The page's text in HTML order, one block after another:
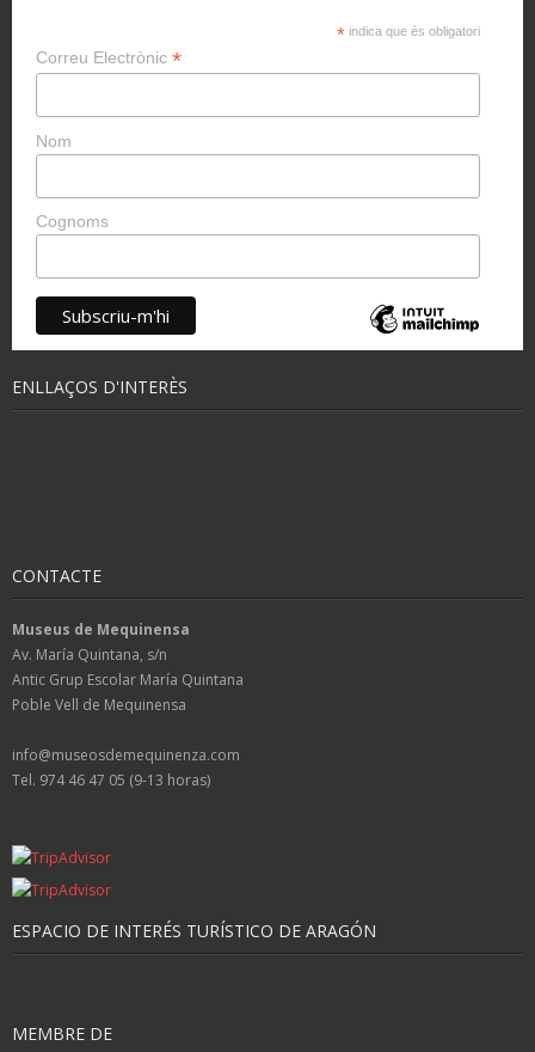
* indica que és obligatori
Correu Electrònic *
Nom
Cognoms
ENLLAÇOS D'INTERÈS
CONTACTE
Museus de Mequinensa
Av. María Quintana, s/n
Antic Grup Escolar María Quintana
Poble Vell de Mequinensa
info@museosdemequinenza.com
Tel. 974 46 47 05 (9-13 horas)
ESPACIO DE INTERÉS TURÍSTICO DE ARAGÓN
MEMBRE DE